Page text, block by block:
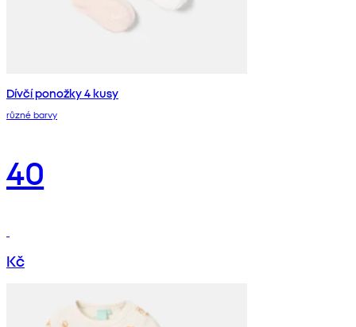
Dívčí ponožky 4 kusy
různé barvy
40
Kč